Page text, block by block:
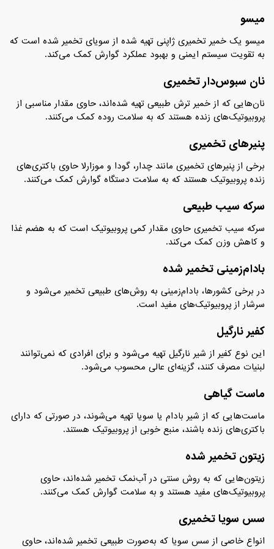
میسو
میسو یک خمیر تخمیری ژاپنی تهیه شده از سویای تخمیر شده است که
به تقویت سیستم ایمنی و بهبود عملکرد گوارش کمک می‌کند.
نان سبوس‌دار تخمیری
نان‌هایی که از خمیر ترش طبیعی تهیه شده‌اند، حاوی مقدار مناسبی از
پروبیوتیک‌های زنده هستند که به سلامت روده کمک می‌کنند.
پنیرهای تخمیری
برخی از پنیرهای تخمیری مانند چدار، گودا و موزارلا حاوی باکتری‌های
زنده پروبیوتیک هستند که به سلامت دستگاه گوارش کمک می‌کنند.
سرکه سیب طبیعی
سرکه سیب تخمیری حاوی مقدار کمی پروبیوتیک است که به هضم غذا
و کاهش وزن کمک می‌کند.
بادام‌زمینی تخمیر شده
در برخی کشورها، بادام‌زمینی به روش‌های طبیعی تخمیر می‌شود و
سرشار از پروبیوتیک‌های مفید است.
کفیر نارگیل
این نوع کفیر از شیر نارگیل تهیه می‌شود و برای افرادی که نمی‌توانند
لبنیات مصرف کنند، گزینه‌ای عالی محسوب می‌شود.
ماست گیاهی
ماست‌هایی که از شیر بادام یا سویا تهیه می‌شوند، در صورتی که دارای
باکتری‌های زنده باشند، منبع خوبی از پروبیوتیک هستند.
زیتون تخمیر شده
زیتون‌هایی که به روش سنتی در آب‌نمک تخمیر شده‌اند، حاوی
پروبیوتیک‌های مفید هستند و به سلامت گوارش کمک می‌کنند.
سس سویا تخمیری
انواع خاصی از سس سویا که به‌صورت طبیعی تخمیر شده‌اند، حاوی